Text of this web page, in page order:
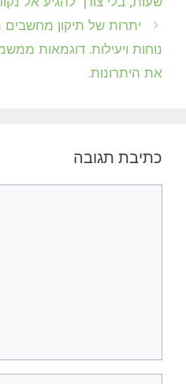
יתרות של תיקון מחשבים
נוחות ויעילות. דוגמאות
את היתרונות.
כתיבת תגובה